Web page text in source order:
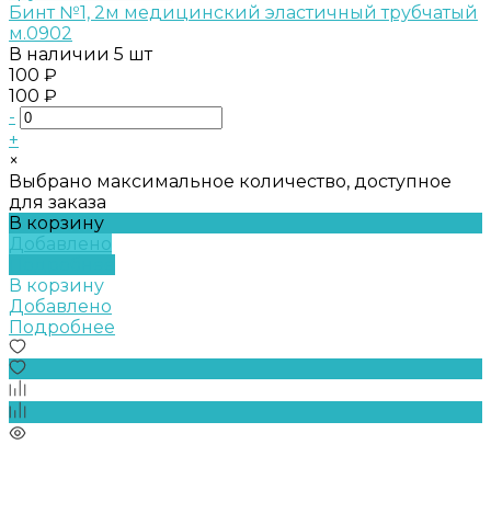
Бинт №1, 2м медицинский эластичный трубчатый
м.0902
В наличии 5 шт
100 ₽
100 ₽
-
+
×
Выбрано максимальное количество, доступное
для заказа
В корзину
Добавлено
В корзину
Добавлено
Подробнее